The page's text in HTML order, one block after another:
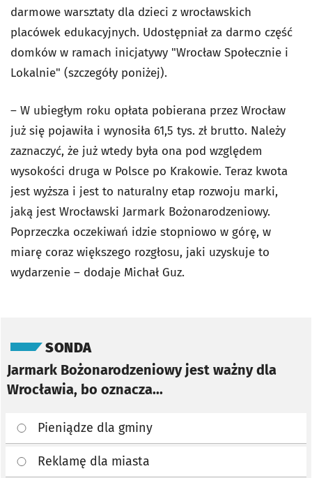
darmowe warsztaty dla dzieci z wrocławskich
placówek edukacyjnych. Udostępniał za darmo część
domków w ramach inicjatywy "Wrocław Społecznie i
Lokalnie" (szczegóły poniżej).
– W ubiegłym roku opłata pobierana przez Wrocław
już się pojawiła i wynosiła 61,5 tys. zł brutto. Należy
zaznaczyć, że już wtedy była ona pod względem
wysokości druga w Polsce po Krakowie. Teraz kwota
jest wyższa i jest to naturalny etap rozwoju marki,
jaką jest Wrocławski Jarmark Bożonarodzeniowy.
Poprzeczka oczekiwań idzie stopniowo w górę, w
miarę coraz większego rozgłosu, jaki uzyskuje to
wydarzenie – dodaje Michał Guz.
SONDA
Jarmark Bożonarodzeniowy jest ważny dla
Wrocławia, bo oznacza...
Pieniądze dla gminy
Reklamę dla miasta